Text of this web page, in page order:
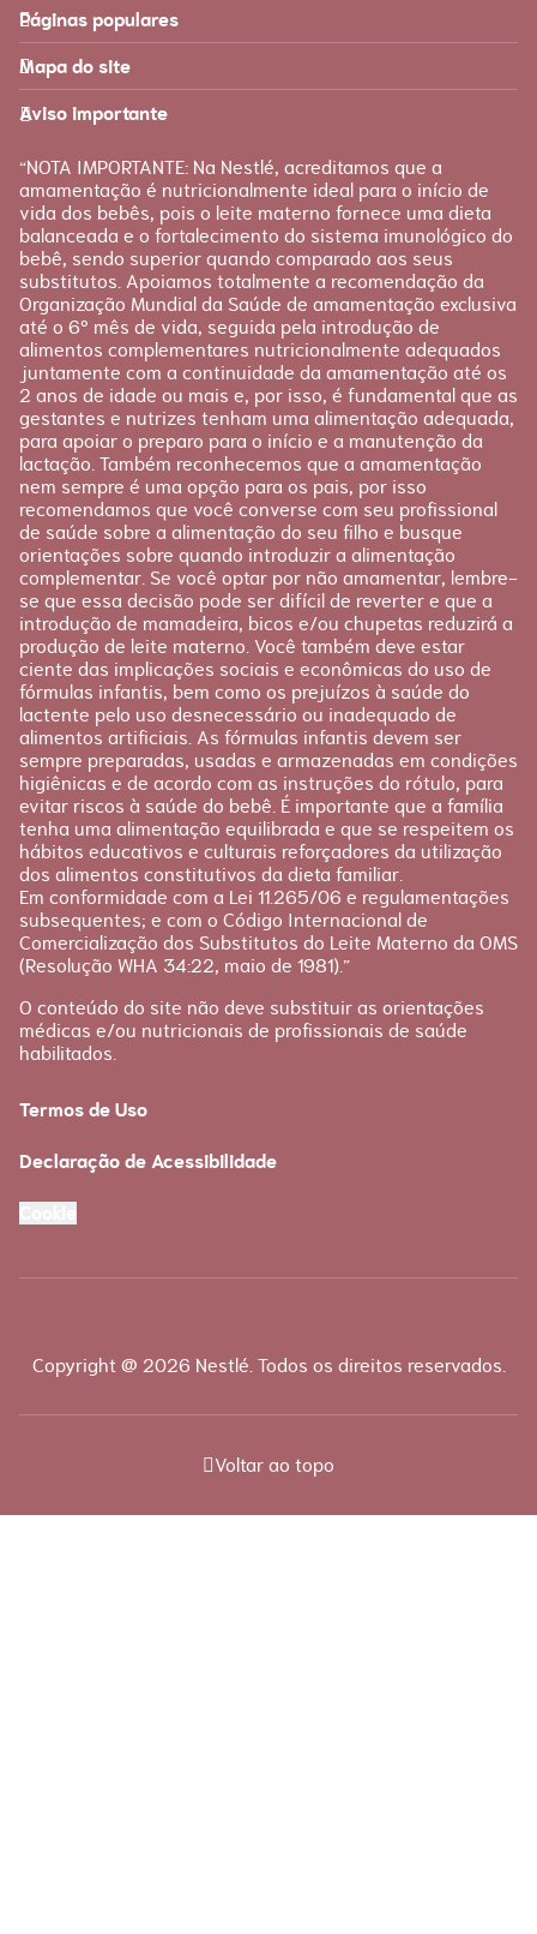
Páginas populares
Feito para você Materna
FAQ
Fale conosco
Mapa do site
Produtos
Loja Nestlé FamilyNes
Produtos Materna
Recursos
Etapas
Gravidez
Planejamento
Pós-parto
Aviso importante
“NOTA IMPORTANTE: Na Nestlé, acreditamos que a
amamentação é nutricionalmente ideal para o início de
vida dos bebês, pois o leite materno fornece uma dieta
balanceada e o fortalecimento do sistema imunológico do
bebê, sendo superior quando comparado aos seus
substitutos. Apoiamos totalmente a recomendação da
Organização Mundial da Saúde de amamentação exclusiva
até o 6º mês de vida, seguida pela introdução de
alimentos complementares nutricionalmente adequados
juntamente com a continuidade da amamentação até os
2 anos de idade ou mais e, por isso, é fundamental que as
gestantes e nutrizes tenham uma alimentação adequada,
para apoiar o preparo para o início e a manutenção da
lactação. Também reconhecemos que a amamentação
nem sempre é uma opção para os pais, por isso
recomendamos que você converse com seu profissional
de saúde sobre a alimentação do seu filho e busque
orientações sobre quando introduzir a alimentação
complementar. Se você optar por não amamentar, lembre-
se que essa decisão pode ser difícil de reverter e que a
introdução de mamadeira, bicos e/ou chupetas reduzirá a
produção de leite materno. Você também deve estar
ciente das implicações sociais e econômicas do uso de
fórmulas infantis, bem como os prejuízos à saúde do
lactente pelo uso desnecessário ou inadequado de
alimentos artificiais. As fórmulas infantis devem ser
sempre preparadas, usadas e armazenadas em condições
higiênicas e de acordo com as instruções do rótulo, para
evitar riscos à saúde do bebê. É importante que a família
tenha uma alimentação equilibrada e que se respeitem os
hábitos educativos e culturais reforçadores da utilização
dos alimentos constitutivos da dieta familiar.
Em conformidade com a Lei 11.265/06 e regulamentações
subsequentes; e com o Código Internacional de
Comercialização dos Substitutos do Leite Materno da OMS
(Resolução WHA 34:22, maio de 1981).”
O conteúdo do site não deve substituir as orientações
médicas e/ou nutricionais de profissionais de saúde
habilitados.
Termos de Uso
Declaração de Acessibilidade
Cookie
Copyright @ 2026 Nestlé. Todos os direitos reservados.
Voltar ao topo